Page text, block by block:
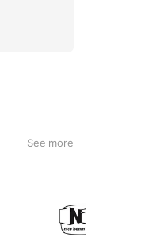
See more